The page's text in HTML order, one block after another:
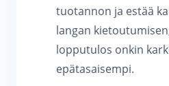
tuotannon ja estää
langan
lopputulos onkin
epätasaisempi.